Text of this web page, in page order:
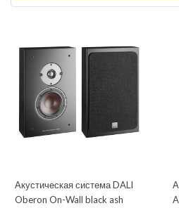
Акустическая система DALI
Oberon On-Wall black ash